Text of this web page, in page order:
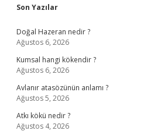
Sidebar
Son Yazılar
Doğal Hazeran nedir ?
Ağustos 6, 2026
Kumsal hangi kökendir ?
Ağustos 6, 2026
Avlanır atasözünün anlamı ?
Ağustos 5, 2026
Atkı kökü nedir ?
Ağustos 4, 2026